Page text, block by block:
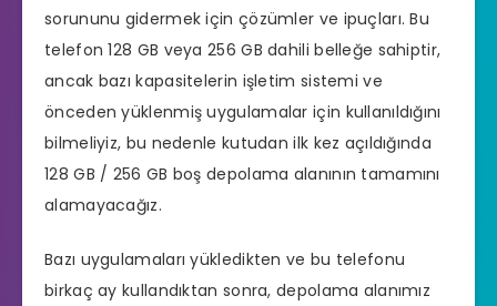
sorununu gidermek için çözümler ve ipuçları. Bu
telefon 128 GB veya 256 GB dahili belleğe sahiptir,
ancak bazı kapasitelerin işletim sistemi ve
önceden yüklenmiş uygulamalar için kullanıldığını
bilmeliyiz, bu nedenle kutudan ilk kez açıldığında
128 GB / 256 GB boş depolama alanının tamamını
alamayacağız.
Bazı uygulamaları yükledikten ve bu telefonu
birkaç ay kullandıktan sonra, depolama alanımız